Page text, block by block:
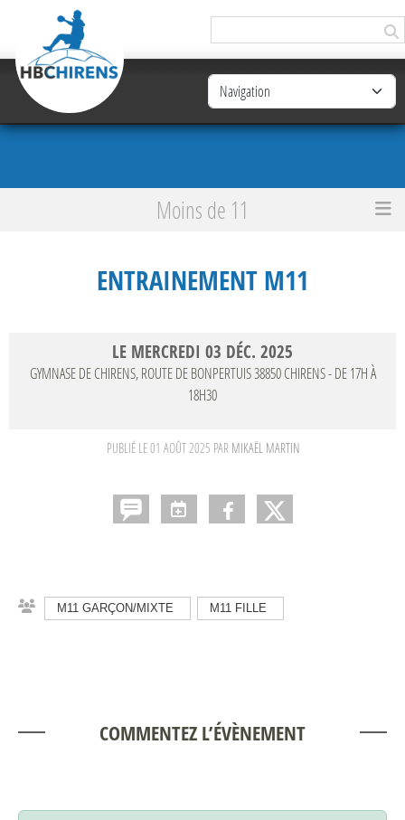
Moins de 11
Entrainement M11
ENTRAINEMENT M11
LE MERCREDI 03 DÉC. 2025
GYMNASE DE CHIRENS, ROUTE DE BONPERTUIS38850 CHIRENS- DE 17H À
18H30
PUBLIÉ LE01 AOÛT 2025 PAR MIKAËL MARTIN
M11 GARÇON/MIXTE M11 FILLE
COMMENTEZ L’ÉVÈNEMENT
Panneau de gestion des cookies